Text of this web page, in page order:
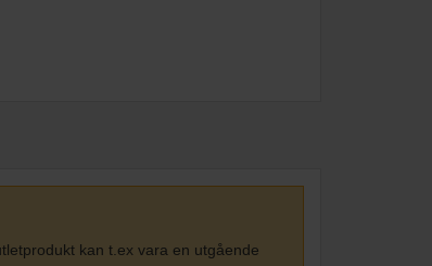
kan t.ex vara en utgående